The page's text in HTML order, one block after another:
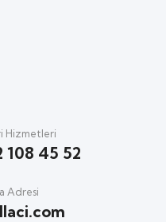
Hizmetleri
108 45 52
Adresi